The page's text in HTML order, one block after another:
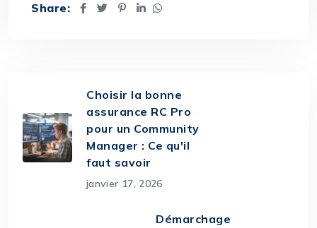
Share:
Choisir la bonne
assurance RC Pro
pour un Community
Manager : Ce qu'il
faut savoir
janvier 17, 2026
Démarchage